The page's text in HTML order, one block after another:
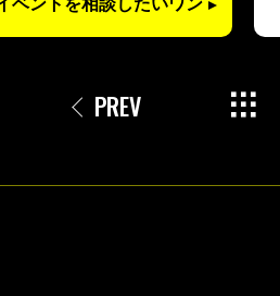
ベントを相談したいワン
PREV